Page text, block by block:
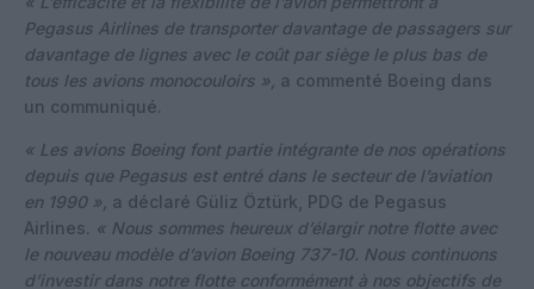
Pegasus Airlines de transporter davantage de passagers sur
davantage de lignes avec le coût par siège le plus bas de
tous les avions monocouloirs », a commenté Boeing dans
un communiqué.
« Les avions Boeing font partie intégrante de nos opérations
depuis que Pegasus est entré dans le secteur de l’aviation
en 1990 », a déclaré Güliz Öztürk, PDG de Pegasus
Airlines. « Nous sommes heureux d’élargir notre flotte avec
le nouveau modèle d’avion Boeing 737-10. Nous continuons
d’investir dans notre flotte conformément à nos objectifs de